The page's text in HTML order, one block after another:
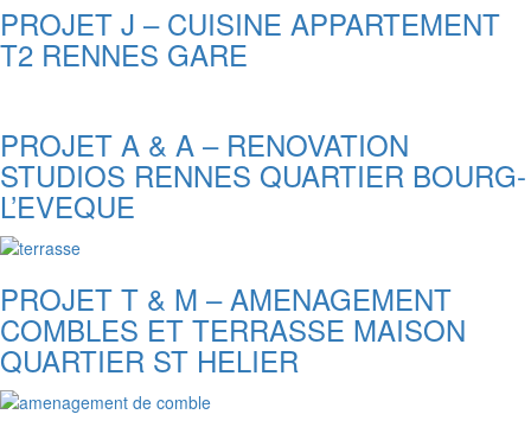
PROJET J – CUISINE APPARTEMENT
T2 RENNES GARE
PROJET A & A – RENOVATION
STUDIOS RENNES QUARTIER BOURG-
L’EVEQUE
PROJET T & M – AMENAGEMENT
COMBLES ET TERRASSE MAISON
QUARTIER ST HELIER